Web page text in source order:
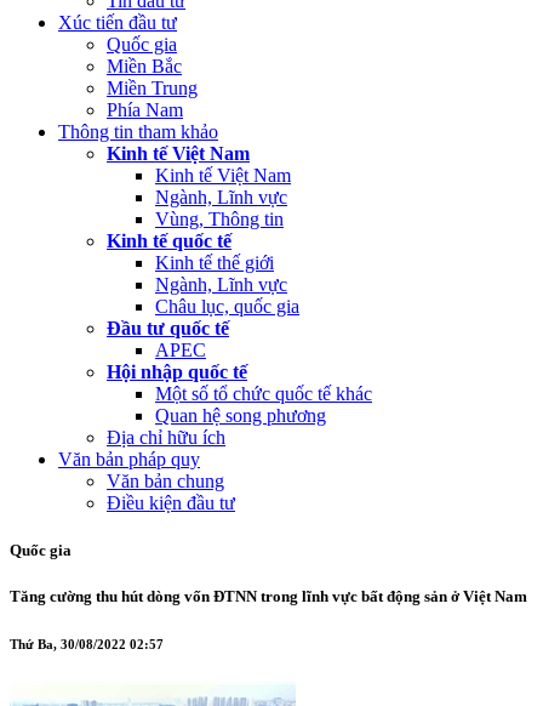
Xúc tiến đầu tư
Quốc gia
Miền Bắc
Miền Trung
Phía Nam
Thông tin tham khảo
Kinh tế Việt Nam
Kinh tế Việt Nam
Ngành, Lĩnh vực
Vùng, Thông tin
Kinh tế quốc tế
Kinh tế thế giới
Ngành, Lĩnh vực
Châu lục, quốc gia
Đầu tư quốc tế
APEC
Hội nhập quốc tế
Một số tổ chức quốc tế khác
Quan hệ song phương
Địa chỉ hữu ích
Văn bản pháp quy
Văn bản chung
Điều kiện đầu tư
Quốc gia
Tăng cường thu hút dòng vốn ĐTNN trong lĩnh vực bất động sản ở Việt Nam
Thứ Ba, 30/08/2022 02:57